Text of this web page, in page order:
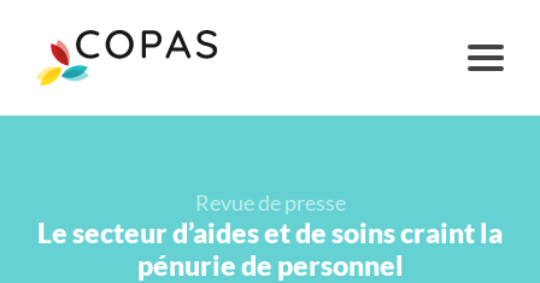
Revue de presse
Le secteur d’aides et de soins craint la
pénurie de personnel